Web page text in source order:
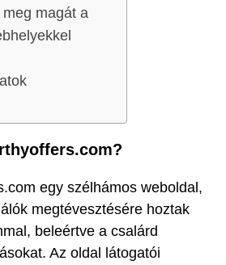
magát a
egy szélhámos weboldal,
megtévesztésére hoztak
beleértve a csalárd
Az oldal látogatói